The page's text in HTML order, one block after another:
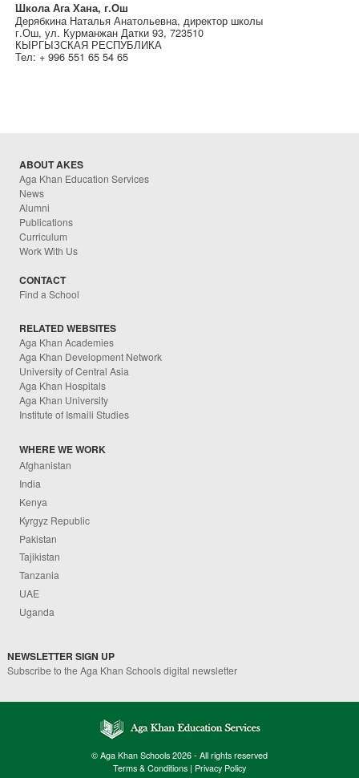
Школа Ага Хана, г.Ош
Дерябкина Наталья Анатольевна, директор школы
г.Ош, ул. Курманжан Датки 93, 723510
КЫРГЫЗСКАЯ РЕСПУБЛИКА
Тел: + 996 551 65 54 65
ABOUT AKES
Aga Khan Education Services
News
Alumni
Publications
Curriculum
Work With Us
CONTACT
Find a School
RELATED WEBSITES
Aga Khan Academies
Aga Khan Development Network
University of Central Asia
Aga Khan Hospitals
Aga Khan University
Institute of Ismaili Studies
WHERE WE WORK
Afghanistan
India
Kenya
Kyrgyz Republic
Pakistan
Tajikistan
Tanzania
UAE
Uganda
NEWSLETTER SIGN UP
Subscribe to the Aga Khan Schools digital newsletter
© Aga Khan Schools 2026 - All rights reserved
Terms & Conditions | Privacy Policy